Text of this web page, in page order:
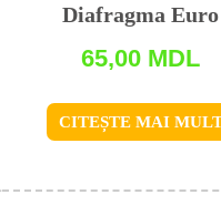
Diafragma Euro
65,00 MDL
CITEȘTE MAI